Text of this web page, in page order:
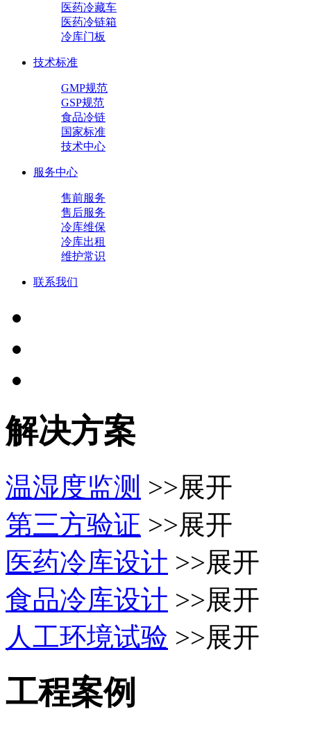
医药冷藏车
医药冷链箱
冷库门板
技术标准
GMP规范
GSP规范
食品冷链
国家标准
技术中心
服务中心
售前服务
售后服务
冷库维保
冷库出租
维护常识
联系我们
解决方案
温湿度监测 >>展开
第三方验证 >>展开
医药冷库设计 >>展开
食品冷库设计 >>展开
人工环境试验 >>展开
工程案例